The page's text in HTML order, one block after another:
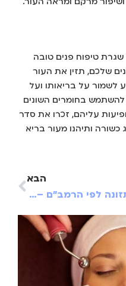
טיפוח פנים טובה
שלכם, תזין את העור
על בריאותו ועל
בחומרים השונים
עליהם, זכרו את סדר
ותיהנו מעור בריא
הבא
תזונה לפי הרמב"ם – עצות מהעבר התקפות עד היום